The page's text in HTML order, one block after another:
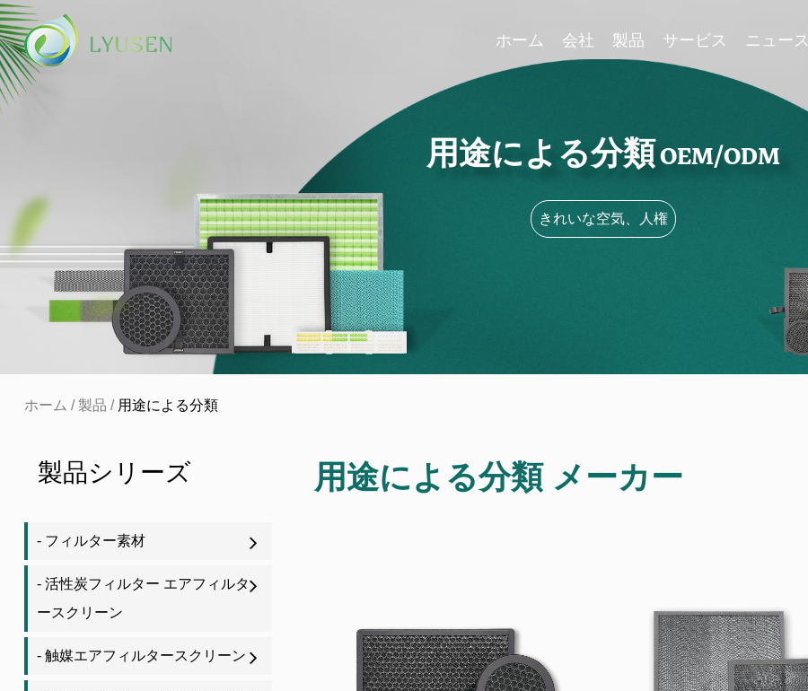
ホーム 会社 製品 サービス ニュース
用途による分類 OEM/ODM
きれいな空気、人権
ホーム /製品 / 用途による分類
製品シリーズ
- フィルター素材
- 活性炭フィルター エアフィルタ
ースクリーン
- 触媒エアフィルタースクリーン
用途による分類 メーカー